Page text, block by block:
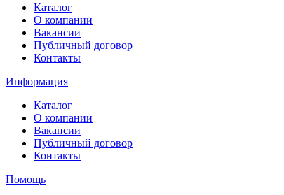
Каталог
О компании
Вакансии
Публичный договор
Контакты
Информация
Каталог
О компании
Вакансии
Публичный договор
Контакты
Помощь